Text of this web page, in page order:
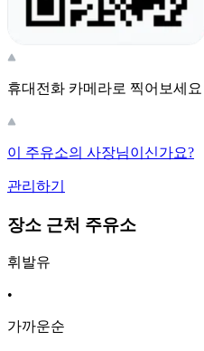
휴대전화 카메라로 찍어보세요
이 주유소의 사장님이신가요?
관리하기
장소 근처 주유소
휘발유
•
가까운순